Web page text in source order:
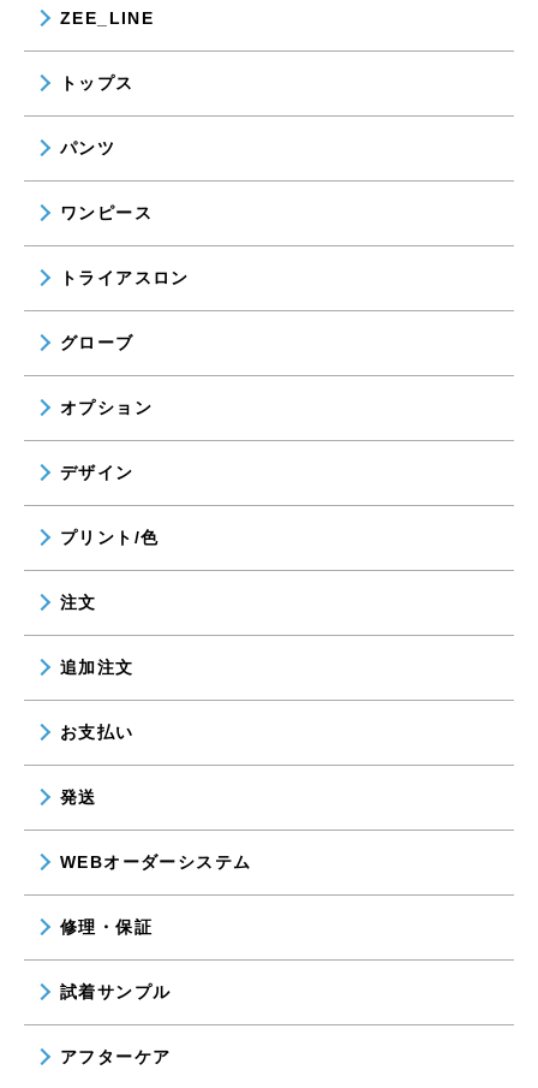
ZEE_LINE
トップス
パンツ
ワンピース
トライアスロン
グローブ
オプション
デザイン
プリント/色
注文
追加注文
お支払い
発送
WEBオーダーシステム
修理・保証
試着サンプル
アフターケア